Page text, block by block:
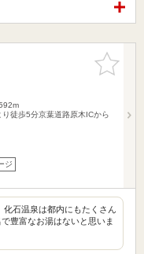
お気に入
りに追加
徒歩5分京葉道路原木ICから
ジ
化石温泉は都内にもたくさん
豊富なお湯はないと思いま